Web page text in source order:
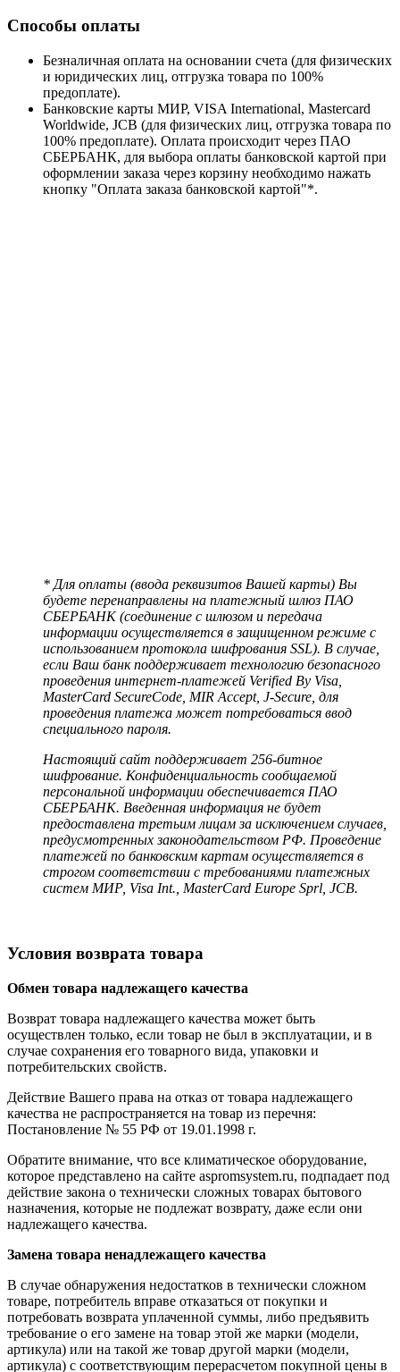
Способы оплаты
Безналичная оплата на основании счета (для физических
и юридических лиц, отгрузка товара по 100%
предоплате).
Банковские карты МИР, VISA International, Mastercard
Worldwide, JCB (для физических лиц, отгрузка товара по
100% предоплате). Оплата происходит через ПАО
СБЕРБАНК, для выбора оплаты банковской картой при
оформлении заказа через корзину необходимо нажать
кнопку "Оплата заказа банковской картой"*.
* Для оплаты (ввода реквизитов Вашей карты) Вы
будете перенаправлены на платежный шлюз ПАО
СБЕРБАНК (соединение с шлюзом и передача
информации осуществляется в защищенном режиме с
использованием протокола шифрования SSL). В случае,
если Ваш банк поддерживает технологию безопасного
проведения интернет-платежей Verified By Visa,
MasterCard SecureCode, MIR Accept, J-Secure, для
проведения платежа может потребоваться ввод
специального пароля.
Настоящий сайт поддерживает 256-битное
шифрование. Конфиденциальность сообщаемой
персональной информации обеспечивается ПАО
СБЕРБАНК. Введенная информация не будет
предоставлена третьим лицам за исключением случаев,
предусмотренных законодательством РФ. Проведение
платежей по банковским картам осуществляется в
строгом соответствии с требованиями платежных
систем МИР, Visa Int., MasterCard Europe Sprl, JCB.
Условия возврата товара
Обмен товара надлежащего качества
Возврат товара надлежащего качества может быть
осуществлен только, если товар не был в эксплуатации, и в
случае сохранения его товарного вида, упаковки и
потребительских свойств.
Действие Вашего права на отказ от товара надлежащего
качества не распространяется на товар из перечня:
Постановление № 55 РФ от 19.01.1998 г.
Обратите внимание, что все климатическое оборудование,
которое представлено на сайте aspromsystem.ru, подпадает под
действие закона о технически сложных товарах бытового
назначения, которые не подлежат возврату, даже если они
надлежащего качества.
Замена товара ненадлежащего качества
В случае обнаружения недостатков в технически сложном
товаре, потребитель вправе отказаться от покупки и
потребовать возврата уплаченной суммы, либо предъявить
требование о его замене на товар этой же марки (модели,
артикула) или на такой же товар другой марки (модели,
артикула) с соответствующим перерасчетом покупной цены в